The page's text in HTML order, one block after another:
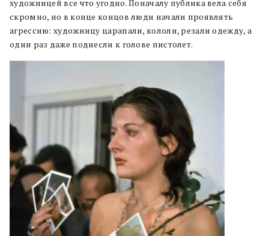
художницей все что угодно. Поначалу публика вела себя
скромно, но в конце концов люди начали проявлять
агрессию: художницу царапали, кололи, резали одежду, а
один раз даже поднесли к голове пистолет.